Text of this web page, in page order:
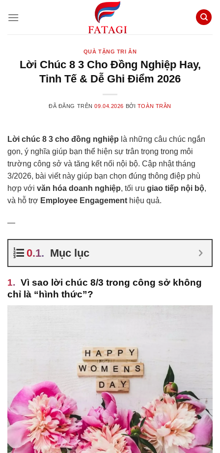
đến
QUÀ TẶNG TRI ÂN
Lời Chúc 8 3 Cho Đồng Nghiệp Hay,
Tinh Tế & Dễ Ghi Điểm 2026
ĐÃ ĐĂNG TRÊN09.04.2026 BỞI TOÀN TRẦN
Lời chúc 8 3 cho đồng nghiệp là những câu chúc ngắn
gọn, ý nghĩa giúp bạn thể hiện sự trân trọng trong môi
trường công sở và tăng kết nối nội bộ. Cập nhật tháng
3/2026, bài viết này giúp bạn chọn đúng thông điệp phù
hợp với văn hóa doanh nghiệp, tối ưu giao tiếp nội bộ,
và hỗ trợ Employee Engagement hiệu quả.
—
Mục lục
Vì sao lời chúc 8/3 trong công sở không
chỉ là “hình thức”?